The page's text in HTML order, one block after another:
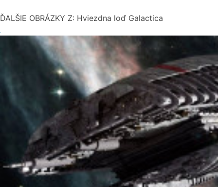
ĎALŠIE OBRÁZKY Z: Hviezdna loď Galactica